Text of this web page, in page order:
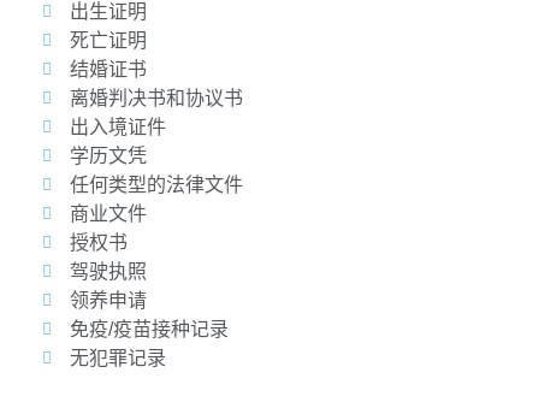
出生证明
死亡证明
结婚证书
离婚判决书和协议书
出入境证件
学历文凭
任何类型的法律文件
商业文件
授权书
驾驶执照
领养申请
免疫/疫苗接种记录
无犯罪记录